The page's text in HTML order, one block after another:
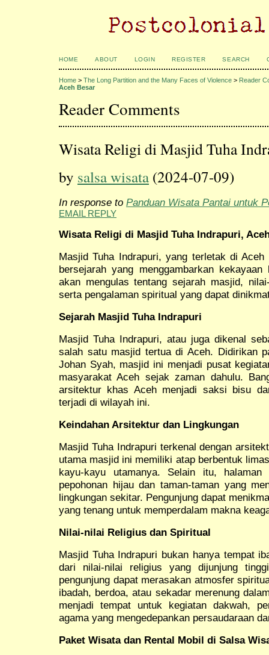
HOME ABOUT LOGIN REGISTER SEARCH
Home > The Long Partition and the Many Faces of Violence > Reader
Aceh Besar
Reader Comments
Wisata Religi di Masjid Tuha
by salsa wisata (2024-07-09)
In response to Panduan Wisata Pantai untuk
EMAIL REPLY
Wisata Religi di Masjid Tuha Indrapuri,
Masjid Tuha Indrapuri, yang terletak di
bersejarah yang menggambarkan
akan mengulas tentang sejarah masjid,
serta pengalaman spiritual yang dapat
Sejarah Masjid Tuha Indrapuri
Masjid Tuha Indrapuri, atau juga dikenal
salah satu masjid tertua di Aceh. Didirikan
Johan Syah, masjid ini menjadi pusat
masyarakat Aceh sejak zaman dahulu.
arsitektur khas Aceh menjadi saksi bisu
terjadi di wilayah ini.
Keindahan Arsitektur dan Lingkungan
Masjid Tuha Indrapuri terkenal dengan
utama masjid ini memiliki atap berbentuk
kayu-kayu utamanya. Selain itu,
pepohonan hijau dan taman-taman yang
lingkungan sekitar. Pengunjung dapat
yang tenang untuk memperdalam makna
Nilai-nilai Religius dan Spiritual
Masjid Tuha Indrapuri bukan hanya tempat
dari nilai-nilai religius yang dijunjung
pengunjung dapat merasakan atmosfer
ibadah, berdoa, atau sekadar merenung
menjadi tempat untuk kegiatan dakwah,
agama yang mengedepankan persaudaraan
Paket Wisata dan Rental Mobil di Salsa